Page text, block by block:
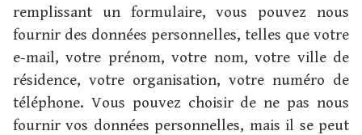
remplissant un formulaire, vous pouvez nous
fournir des données personnelles, telles que votre
e-mail, votre prénom, votre nom, votre ville de
résidence, votre organisation, votre numéro de
téléphone. Vous pouvez choisir de ne pas nous
fournir vos données personnelles, mais il se peut